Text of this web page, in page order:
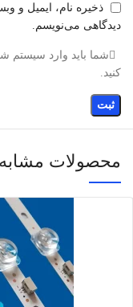
ذخیره نام، ایمیل و
دیدگاهی می‌نویسم.
شما باید وارد سیستم
کنید.
محصولات مشابه